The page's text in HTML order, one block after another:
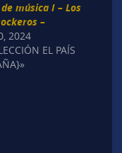
música I – Los
–
2024
EL PAÍS